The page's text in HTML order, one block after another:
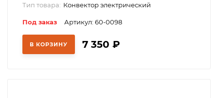
Тип товара: Конвектор электрический
Под заказ Артикул: 60-0098
В КОРЗИНУ 7 350 ₽